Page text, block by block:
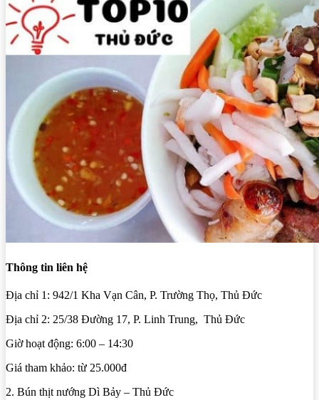
Thông tin liên hệ
Địa chỉ 1: 942/1 Kha Vạn Cân, P. Trường Thọ, Thủ Đức
Địa chỉ 2: 25/38 Đường 17, P. Linh Trung, Thủ Đức
Giờ hoạt động: 6:00 – 14:30
Giá tham khảo: từ 25.000đ
2. Bún thịt nướng Dì Bảy – Thủ Đức